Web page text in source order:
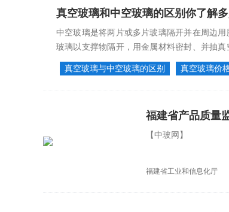
真空玻璃和中空玻璃的区别你了解
中空玻璃是将两片或多片玻璃隔开并在周边
玻璃以支撑物隔开，用金属材料密封、并抽
以是丝印玻璃、low-E镀膜玻璃等。不...
真空玻璃与中空玻璃的区别
真空玻璃价
福建省产品质量
【中玻网】
福建省工业和信息化厅